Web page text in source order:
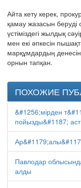
Айта кету керек,
қамау жазасын беруді
үстіміздегі жылдық
мен екі әпкесін
марқұмдардың
орнын тапқан.
ПОХОЖИЕ
&#1256;мірден
пойызды&#1187;
Павлодар
алды